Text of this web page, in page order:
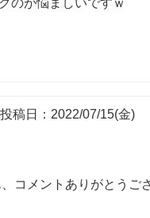
投稿日：2022/07/15(金)
コメントありがとうご